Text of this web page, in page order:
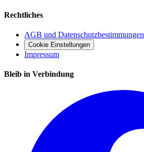
Rechtliches
AGB und Datenschutzbestimmungen
Cookie Einstellungen
Impressum
Bleib in Verbindung